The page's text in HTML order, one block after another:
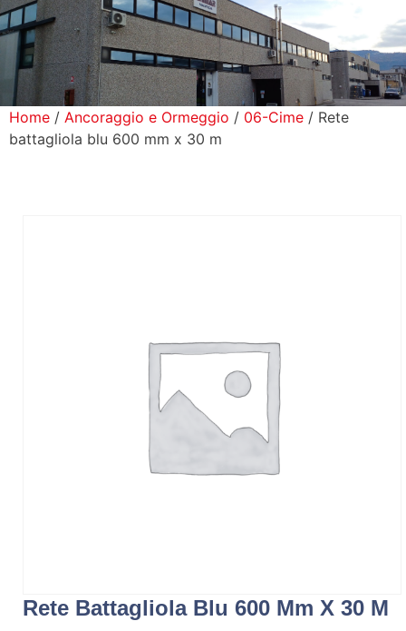
Prodotti
Home / Ancoraggio e Ormeggio / 06-Cime / Rete
battagliola blu 600 mm x 30 m
Rete Battagliola Blu 600 Mm X 30 M